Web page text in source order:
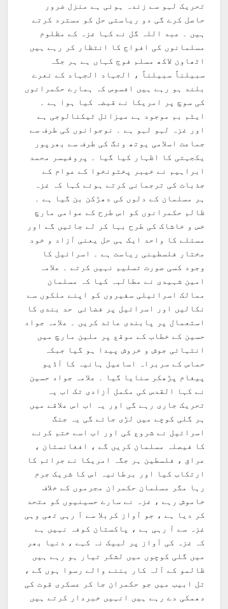
تحریک لہو سے زندہ ہوئی ہے منزل ضرور
حاصل کرے گی دو ریاستی حل کو مسترد کرتے
ہیں ۔ عبد اللہ گل نے کہا غزہ کے مظلوم
مسلمانوں کی افواج کا انتظار کر رہے ہیں
اٹھاون لاکھ مسلم فوج کہاں ہے ہر جگہ
سبیلناً سبیلناً ، الجہاد الجہاد کے نعرے
بلند ہو رہے ہیں افسوس کہ ہمارے حکمرانوں
کی سوچ پر امریکا نے قبضہ کیا ہوا ہے ۔
ایٹم بم موجود ہے میزائل ٹیکنالوجی ہے
اور غزہ لہو لہو ہے ۔ نوجوانوں کی طرف سے
جماعت اسلامی یوتھ ونگ کی طرف سے بھرپور
یکجہتی کا اظہار کیا گیا ۔ پروفیسر محمد
ابراہیم نے خیبر پختونخوا کے عوام کے
جذبات کی ترجمانی کرتے ہوئے کہا کہ غزہ
ہر مسلمان کے دلوں کی دھڑکن بن گیا ہے ۔
ظالم حکمرانوں کو اس طرح کے عوامی مارچ
خس و خاشاک کی طرح بہا کر لے جائیں گے اور
مسئلے کا واحد ایک ہی حل یعنی آزاد و خود
مختار فلسطینی ریاست ہے ۔ اسرائیل کا
وجود کسی صورت تسلیم نہیں کرتے ۔ علامہ
امین شہیدی نے مطالبہ کیا کہ مسلمان
ممالک اسرائیلی سفیروں کو اپنے ملکوں سے
نکالیں اور اسرائیل پر فضائی حد بندی کا
استعمال پر پابندی عائد کریں ۔ علامہ جواد
حسین کے خطاب کے موقع پر ملین مارچ میں
انتہائی جوش و خروش پیدا ہو گیا جبکہ
حماس کے سربراہ اساعیل ہانیہ کا آڈیو
پیغام پڑھکر سنایا گیا ۔ علامہ جواد حسین
نے کہا القدس کی مکمل آزادی تک اب یہ
تحریک جاری رہے گی اور یہ اب اس علاقے میں
ہر گلی کوچے میں لڑی جائے گی یہ جنگ
اسرائیل نے شروع کی اور اب اسے ختم کرنے
کا فیصلہ مسلمان کریں گے ، افغانستان ،
عراق ، فلسطین ہر جگہ امریکا نے جرائم کا
ارتکاب کیا اور برطانیہ اس کا شریک جرم
رہا مگر مسلمان حکمران مجرموں کے خلاف
خاموش رہے ، غزہ نے سارے حسینیوں کو متحد
کر دیا ہے ، جو آواز کربلا سے آ رہی تھی وہی
غزہ سے آ رہی ہے ، پاکستان کوفہ نہیں ہے
کہ غزہ کی آواز پر لبیک نہ کہے ، دنیا بھر
میں گلی کوچوں میں لشکر تیار ہو رہے ہیں
ظالمو کے آلہ کار بننے والے رسوا ہوں گے ،
تل ابیب میں جو حکمران جا کر عسکری قوت کی
دھمکی دے رہے ہیں انہیں خبردار کرتے ہیں